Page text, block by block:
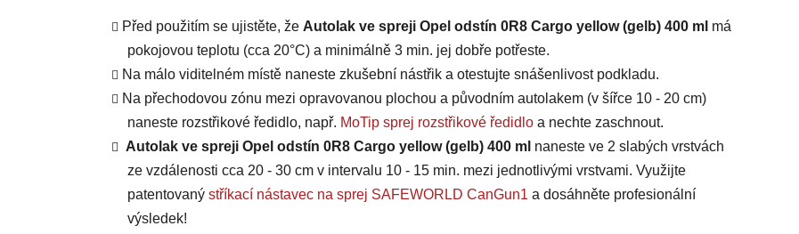
Před použitím se ujistěte, že Autolak ve spreji Opel odstín 0R8 Cargo yellow (gelb) 400 ml má
pokojovou teplotu (cca 20°C) a minimálně 3 min. jej dobře potřeste.
Na málo viditelném místě naneste zkušební nástřik a otestujte snášenlivost podkladu.
Na přechodovou zónu mezi opravovanou plochou a původním autolakem (v šířce 10 - 20 cm)
naneste rozstřikové ředidlo, např. MoTip sprej rozstřikové ředidlo a nechte zaschnout.
Autolak ve spreji Opel odstín 0R8 Cargo yellow (gelb) 400 ml naneste ve 2 slabých vrstvách
ze vzdálenosti cca 20 - 30 cm v intervalu 10 - 15 min. mezi jednotlivými vrstvami. Využijte
patentovaný stříkací nástavec na sprej SAFEWORLD CanGun1 a dosáhněte profesionální
výsledek!